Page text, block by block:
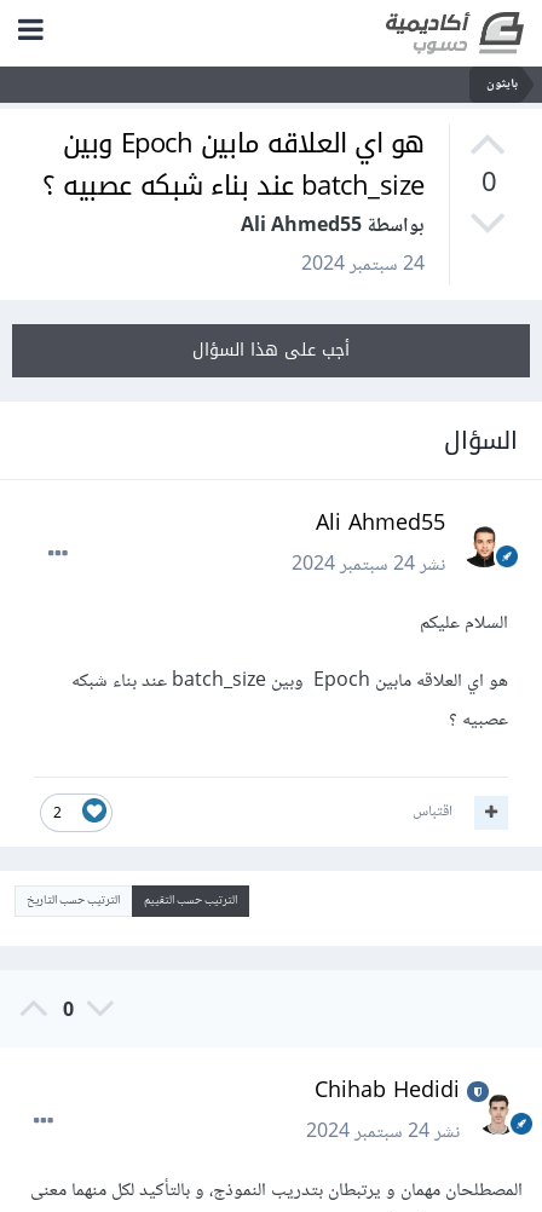
بايثون
0
هو اي العلاقه مابين Epoch وبين
batch_size عند بناء شبكه عصبيه ؟
بواسطة Ali Ahmed55
24 سبتمبر 2024
أجب على هذا السؤال
السؤال
Ali Ahmed55
نشر24 سبتمبر 2024
السلام عليكم
هو اي العلاقه مابين Epoch وبين batch_size عند بناء شبكه
عصبيه ؟
2 اقتباس
الترتيب حسب التقييم الترتيب حسب التاريخ
0
Chihab Hedidi
نشر24 سبتمبر 2024
المصطلحان مهمان و يرتبطان بتدريب النموذج، و بالتأكيد لكل منهما معنى